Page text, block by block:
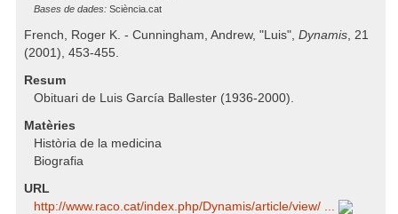
Bases de dades: Sciència.cat
French, Roger K. - Cunningham, Andrew, "Luis", Dynamis, 21
(2001), 453-455.
Resum
Obituari de Luis García Ballester (1936-2000).
Matèries
Història de la medicina
Biografia
URL
http:/​/​www.raco.cat/​index.php/​Dynamis/​article/​view/​ ...